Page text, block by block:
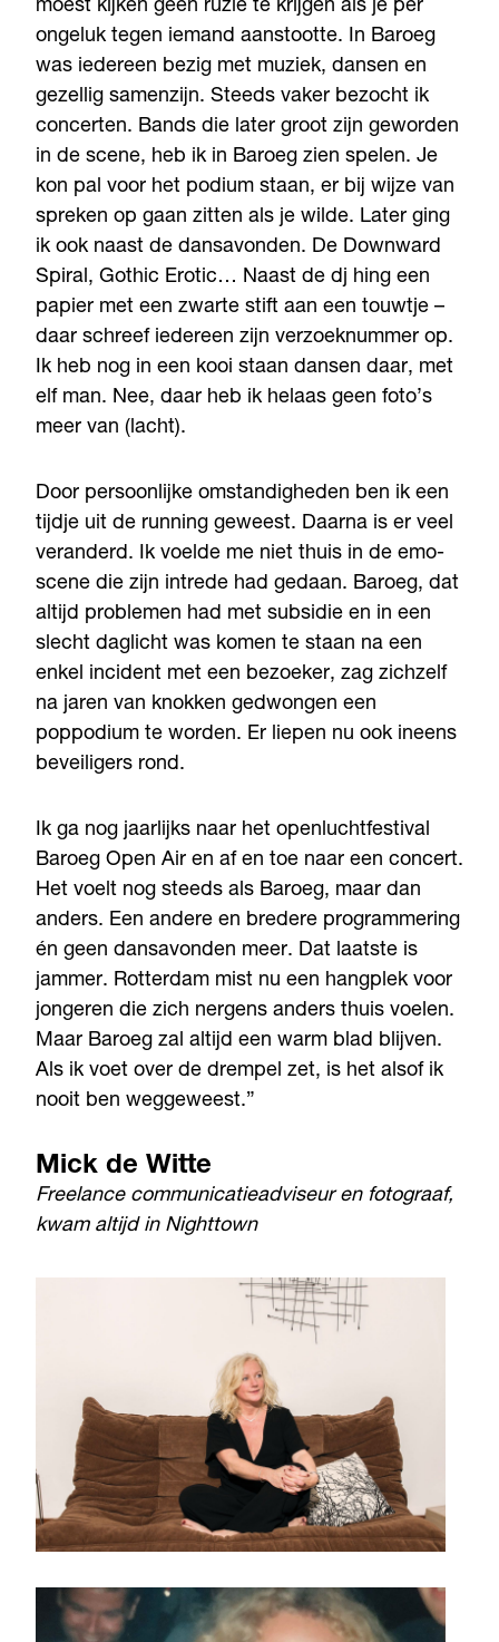
moest kijken geen ruzie te krijgen als je per
ongeluk tegen iemand aanstootte. In Baroeg
was iedereen bezig met muziek, dansen en
gezellig samenzijn. Steeds vaker bezocht ik
concerten. Bands die later groot zijn geworden
in de scene, heb ik in Baroeg zien spelen. Je
kon pal voor het podium staan, er bij wijze van
spreken op gaan zitten als je wilde. Later ging
ik ook naast de dansavonden. De Downward
Spiral, Gothic Erotic… Naast de dj hing een
papier met een zwarte stift aan een touwtje –
daar schreef iedereen zijn verzoeknummer op.
Ik heb nog in een kooi staan dansen daar, met
elf man. Nee, daar heb ik helaas geen foto’s
meer van (lacht).
Door persoonlijke omstandigheden ben ik een
tijdje uit de running geweest. Daarna is er veel
veranderd. Ik voelde me niet thuis in de emo-
scene die zijn intrede had gedaan. Baroeg, dat
altijd problemen had met subsidie en in een
slecht daglicht was komen te staan na een
enkel incident met een bezoeker, zag zichzelf
na jaren van knokken gedwongen een
poppodium te worden. Er liepen nu ook ineens
beveiligers rond.
Ik ga nog jaarlijks naar het openluchtfestival
Baroeg Open Air en af en toe naar een concert.
Het voelt nog steeds als Baroeg, maar dan
anders. Een andere en bredere programmering
én geen dansavonden meer. Dat laatste is
jammer. Rotterdam mist nu een hangplek voor
jongeren die zich nergens anders thuis voelen.
Maar Baroeg zal altijd een warm blad blijven.
Als ik voet over de drempel zet, is het alsof ik
nooit ben weggeweest.”
Mick de Witte
Freelance communicatieadviseur en fotograaf,
kwam altijd in Nighttown